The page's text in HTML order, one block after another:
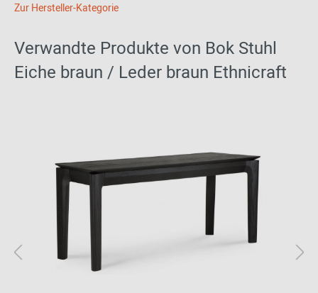
Zur Hersteller-Kategorie
Verwandte Produkte von Bok Stuhl
Eiche braun / Leder braun Ethnicraft